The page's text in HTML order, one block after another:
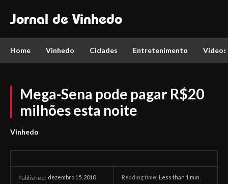
Jornal de Vinhedo
Home Vinhedo Cidades Entretenimento Vídeos
Mega-Sena pode pagar R$20
milhões esta noite
Vinhedo
Published: dezembro 15, 2010 Reading time: Less than 1 min.